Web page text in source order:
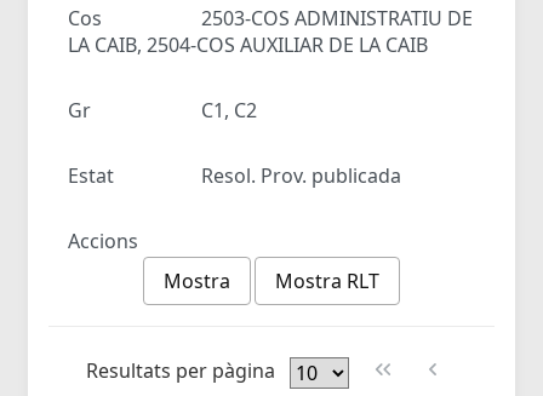
Cos
2503-COS ADMINISTRATIU DE
LA CAIB, 2504-COS AUXILIAR DE LA CAIB
Gr C1, C2
Estat Resol. Prov. publicada
Accions
Mostra
Mostra RLT
Resultats per pàgina